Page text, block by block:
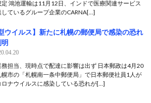
鴻池運輸は11月12日、インドで医療関連サービス
しているグループ企業のCARNA[…]
ウイルス】新たに札幌の郵便局で感染の恐れ
務担当、現時点で配達に影響は出ず 日本郵政は4月20
幌市の「札幌南一条中郵便局」で日本郵便社員1人が
ロナウイルスに感染している恐れが[…]